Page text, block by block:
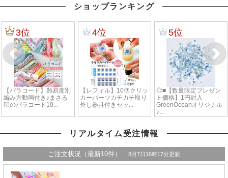
ショップランキング
リアルタイム受注情報